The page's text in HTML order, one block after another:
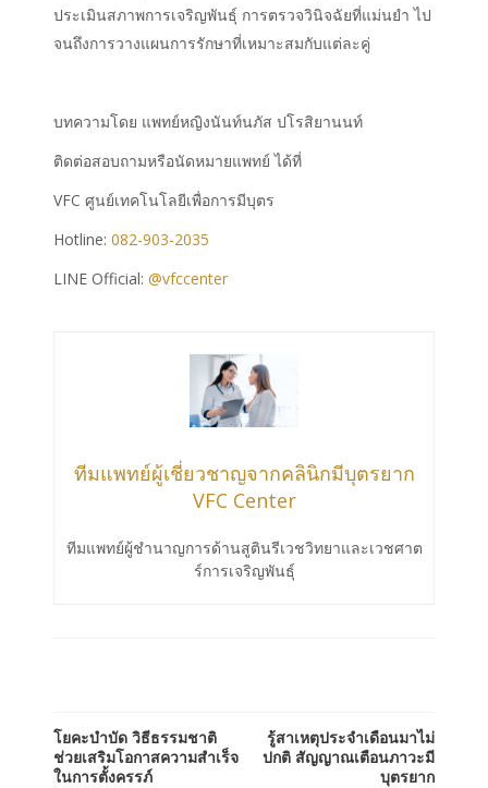
ประเมินสภาพการเจริญพันธุ์ การตรวจวินิจฉัยที่แม่นยำ ไป
จนถึงการวางแผนการรักษาที่เหมาะสมกับแต่ละคู่
บทความโดย แพทย์หญิงนันท์นภัส ปโรสิยานนท์
ติดต่อสอบถามหรือนัดหมายแพทย์ ได้ที่
VFC ศูนย์เทคโนโลยีเพื่อการมีบุตร
Hotline: 082-903-2035
LINE Official: @vfccenter
ทีมแพทย์ผู้เชี่ยวชาญจากคลินิกมีบุตรยาก
VFC Center
ทีมแพทย์ผู้ชำนาญการด้านสูตินรีเวชวิทยาและเวชศาต
ร์การเจริญพันธ์ุ
โยคะบำบัด วิธีธรรมชาติ
ช่วยเสริมโอกาสความสำเร็จ
ในการตั้งครรภ์
รู้สาเหตุประจำเดือนมาไม่
ปกติ สัญญาณเตือนภาวะมี
บุตรยาก